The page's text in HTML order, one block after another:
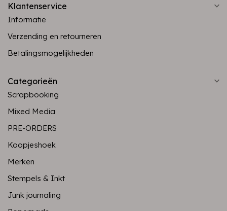
Klantenservice
Informatie
Verzending en retourneren
Betalingsmogelijkheden
Categorieën
Scrapbooking
Mixed Media
PRE-ORDERS
Koopjeshoek
Merken
Stempels & Inkt
Junk journaling